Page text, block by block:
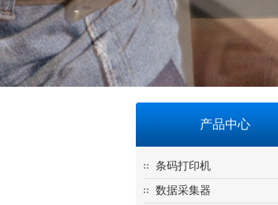
产品中心
条码打印机
数据采集器